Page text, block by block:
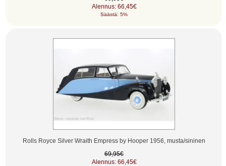
Alennus: 66,45€
Säästä: 5%
Rolls Royce Silver Wraith Empress by Hooper 1956, musta/sininen
69,95€
Alennus: 66,45€